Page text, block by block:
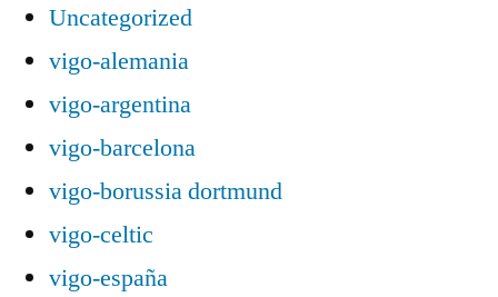
Uncategorized
vigo-alemania
vigo-argentina
vigo-barcelona
vigo-borussia dortmund
vigo-celtic
vigo-españa